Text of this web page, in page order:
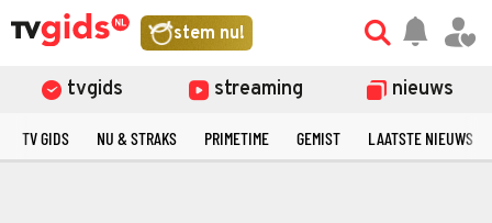
stem nu!
tvgids streaming nieuws
TV GIDS NU & STRAKS PRIMETIME GEMIST LAATSTE NIEUWS